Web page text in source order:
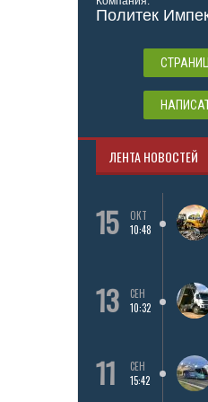
Политек
ЛЕНТА НОВОСТЕЙ
15
ОКТ
10:48
13
СЕН
10:32
11
СЕН
15:42